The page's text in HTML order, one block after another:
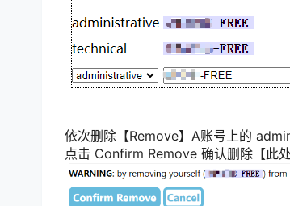
依次删除【Remove】A账号上的
点击 Confirm Remove 确认删除【此